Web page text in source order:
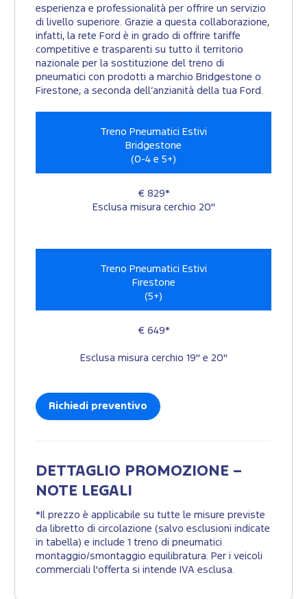
esperienza e professionalità per offrire un servizio
di livello superiore. Grazie a questa collaborazione,
infatti, la rete Ford è in grado di offrire tariffe
competitive e trasparenti su tutto il territorio
nazionale per la sostituzione del treno di
pneumatici con prodotti a marchio Bridgestone o
Firestone, a seconda dell’anzianità della tua Ford.
Treno Pneumatici Estivi
Bridgestone
(0-4 e 5+)
€ 829*
Esclusa misura cerchio 20"
Treno Pneumatici Estivi
Firestone
(5+)
€ 649*
Esclusa misura cerchio 19" e 20"
Richiedi preventivo
DETTAGLIO PROMOZIONE –
NOTE LEGALI
*Il prezzo è applicabile su tutte le misure previste
da libretto di circolazione (salvo esclusioni indicate
in tabella) e include 1 treno di pneumatici
montaggio/smontaggio equilibratura. Per i veicoli
commerciali l'offerta si intende IVA esclusa.